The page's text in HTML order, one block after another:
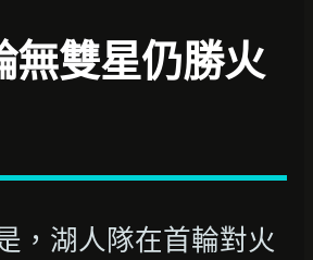
無雙星仍勝火
，湖人隊在首輪對火